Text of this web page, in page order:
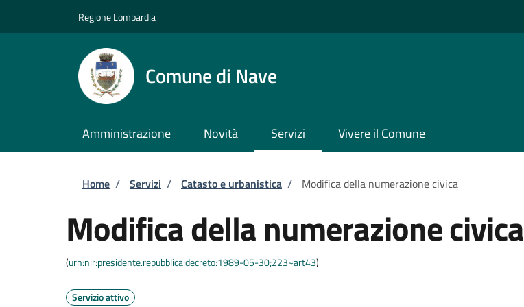
Regione Lombardia
Comune di Nave
Amministrazione Novità Servizi Vivere il Comune
Briciole di pane
Home / Servizi / Catasto e urbanistica / Modifica della numerazione civica
Modifica della numerazione civica
(urn:nir:presidente.repubblica:decreto:1989-05-30;223~art43)
Servizio attivo